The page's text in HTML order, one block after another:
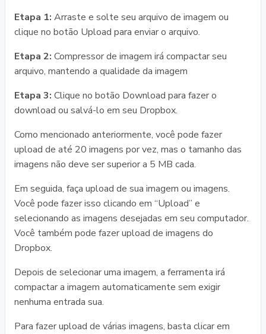
Etapa 1: Arraste e solte seu arquivo de imagem ou
clique no botão Upload para enviar o arquivo.
Etapa 2: Compressor de imagem irá compactar seu
arquivo, mantendo a qualidade da imagem
Etapa 3: Clique no botão Download para fazer o
download ou salvá-lo em seu Dropbox.
Como mencionado anteriormente, você pode fazer
upload de até 20 imagens por vez, mas o tamanho das
imagens não deve ser superior a 5 MB cada.
Em seguida, faça upload de sua imagem ou imagens.
Você pode fazer isso clicando em “Upload” e
selecionando as imagens desejadas em seu computador.
Você também pode fazer upload de imagens do
Dropbox.
Depois de selecionar uma imagem, a ferramenta irá
compactar a imagem automaticamente sem exigir
nenhuma entrada sua.
Para fazer upload de várias imagens, basta clicar em